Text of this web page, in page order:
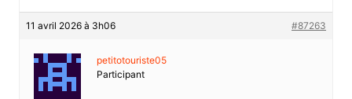
11 avril 2026 à 3h06 #87263
petitotouriste05
Participant